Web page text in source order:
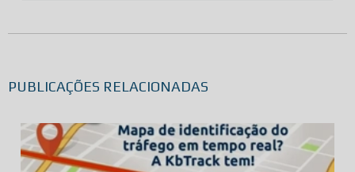
PUBLICAÇÕES RELACIONADAS